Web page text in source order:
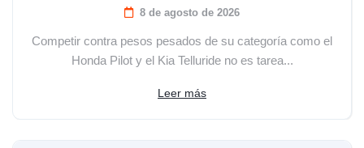
8 de agosto de 2026
Competir contra pesos pesados de su categoría como el
Honda Pilot y el Kia Telluride no es tarea...
Leer más